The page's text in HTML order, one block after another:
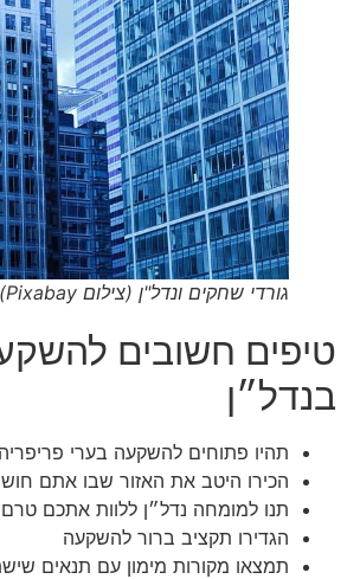
גורדי שחקים ונדל"ן (צילום Pixabay)
טיפים חשובים
בנדל״ן
תהיו פתוחים להשקעה בערי פריפריה
הכירו היטב את האזור שבו אתם
תנו למומחה נדל״ן ללוות אתכם טרם
הגדירו תקציב ברור להשקעה
תמצאו מקורות מימון עם תנאים